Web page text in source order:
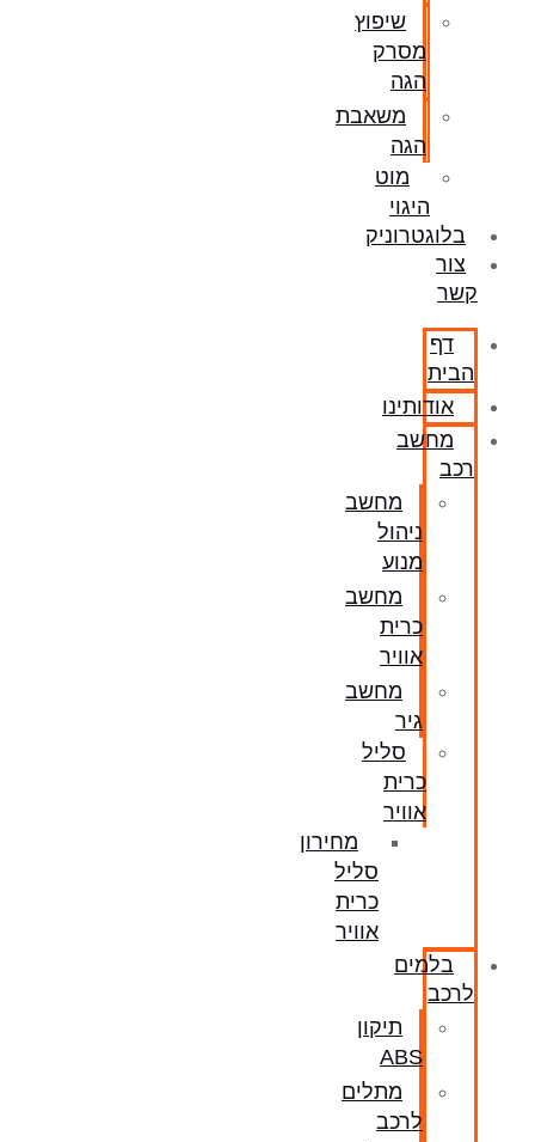
שיפוץ
מסרק
הגה
משאבת
הגה
מוט
היגוי
בלוגטרוניק
צור
קשר
דף
הבית
אודותינו
מחשב
רכב
מחשב
ניהול
מנוע
מחשב
כרית
אוויר
מחשב
גיר
סליל
כרית
אוויר
מחירון
סליל
כרית
אוויר
בלמים
לרכב
תיקון
ABS
מתלים
לרכב